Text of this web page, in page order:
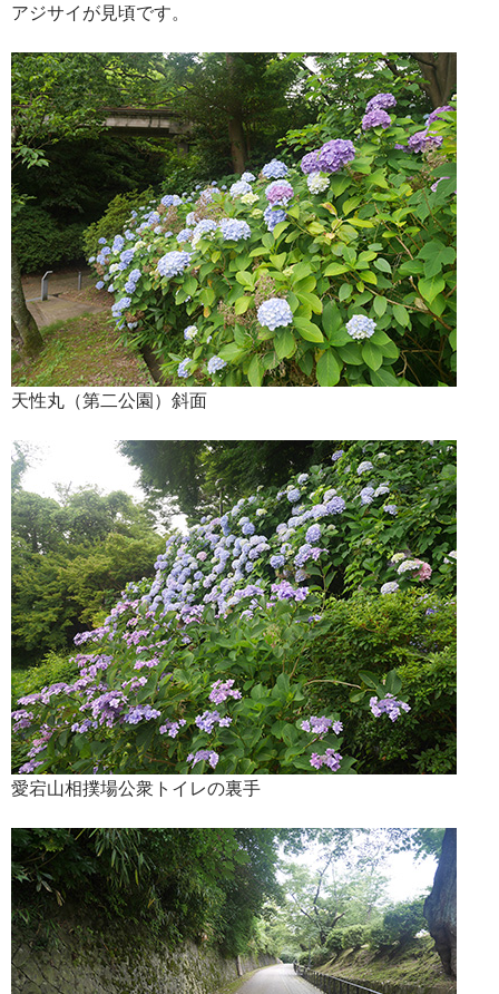
アジサイが見頃です。
天性丸（第二公園）斜面
愛宕山相撲場公衆トイレの裏手